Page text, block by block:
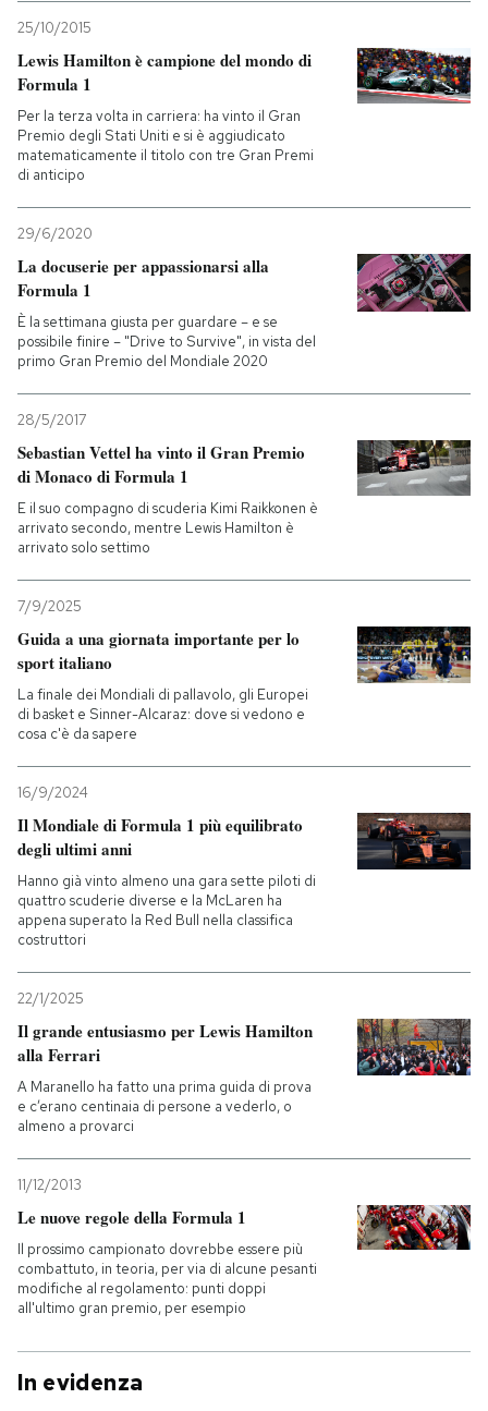
25/10/2015
Lewis Hamilton è campione del mondo di
Formula 1
Per la terza volta in carriera: ha vinto il Gran
Premio degli Stati Uniti e si è aggiudicato
matematicamente il titolo con tre Gran Premi
di anticipo
29/6/2020
La docuserie per appassionarsi alla
Formula 1
È la settimana giusta per guardare – e se
possibile finire – "Drive to Survive", in vista del
primo Gran Premio del Mondiale 2020
28/5/2017
Sebastian Vettel ha vinto il Gran Premio
di Monaco di Formula 1
E il suo compagno di scuderia Kimi Raikkonen è
arrivato secondo, mentre Lewis Hamilton è
arrivato solo settimo
7/9/2025
Guida a una giornata importante per lo
sport italiano
La finale dei Mondiali di pallavolo, gli Europei
di basket e Sinner-Alcaraz: dove si vedono e
cosa c'è da sapere
16/9/2024
Il Mondiale di Formula 1 più equilibrato
degli ultimi anni
Hanno già vinto almeno una gara sette piloti di
quattro scuderie diverse e la McLaren ha
appena superato la Red Bull nella classifica
costruttori
22/1/2025
Il grande entusiasmo per Lewis Hamilton
alla Ferrari
A Maranello ha fatto una prima guida di prova
e c’erano centinaia di persone a vederlo, o
almeno a provarci
11/12/2013
Le nuove regole della Formula 1
Il prossimo campionato dovrebbe essere più
combattuto, in teoria, per via di alcune pesanti
modifiche al regolamento: punti doppi
all'ultimo gran premio, per esempio
In evidenza